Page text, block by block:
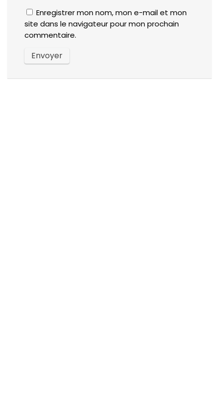
Enregistrer mon nom, mon e-mail et mon
site dans le navigateur pour mon prochain
commentaire.